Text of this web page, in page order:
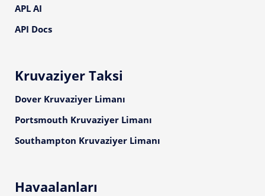
APL AI
API Docs
Kruvaziyer Taksi
Dover Kruvaziyer Limanı
Portsmouth Kruvaziyer Limanı
Southampton Kruvaziyer Limanı
Havaalanları